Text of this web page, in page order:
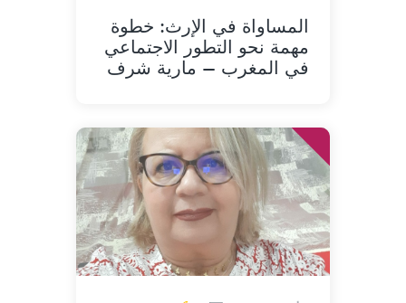
المساواة في الإرث: خطوة
مهمة نحو التطور الاجتماعي
في المغرب – مارية شرف